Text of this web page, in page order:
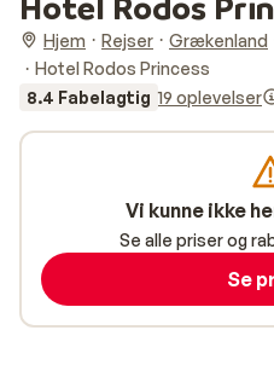
Hjem Rejser Grækenland
Hotel Rodos Princess
8.4 Fabelagtig 19 oplevelser
Vi kunne ikke
Se alle priser og
Se